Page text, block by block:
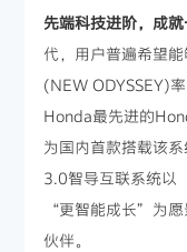
先端科技进阶，成就
代，用户普遍希望
(NEW ODYSSEY)
Honda最先进的
为国内首款搭载该
3.0智导互联系统
“更智能成长”为愿
伙伴。